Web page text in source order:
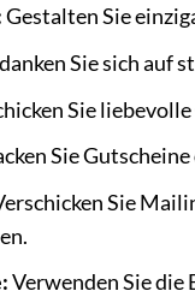
Gestalten Sie
Sie sich auf
Sie
Sie
Sie
Verwenden Sie die